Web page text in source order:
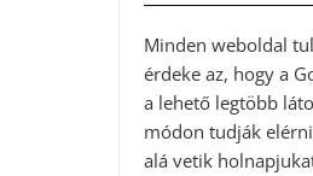
Minden weboldal
érdeke az, hogy a
a lehető legtöbb
módon tudják
alá vetik